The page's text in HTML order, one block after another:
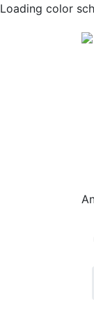
Loading color